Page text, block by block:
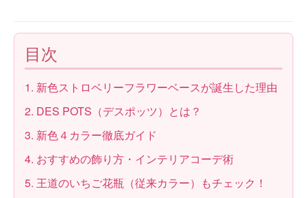
目次
1. 新色ストロベリーフラワーベースが誕生した理由
2. DES POTS（デスポッツ）とは？
3. 新色４カラー徹底ガイド
4. おすすめの飾り方・インテリアコーデ術
5. 王道のいちご花瓶（従来カラー）もチェック！